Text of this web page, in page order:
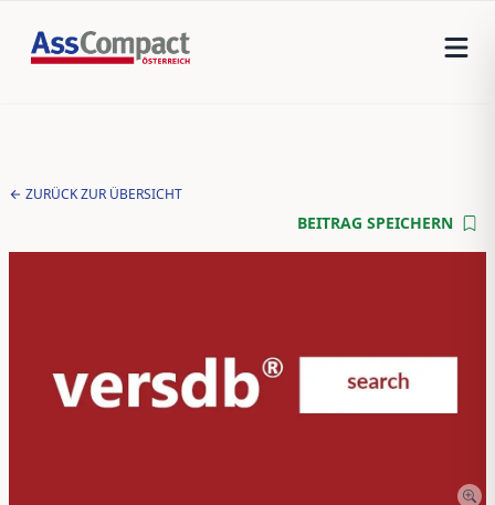
ZURÜCK ZUR ÜBERSICHT
BEITRAG SPEICHERN